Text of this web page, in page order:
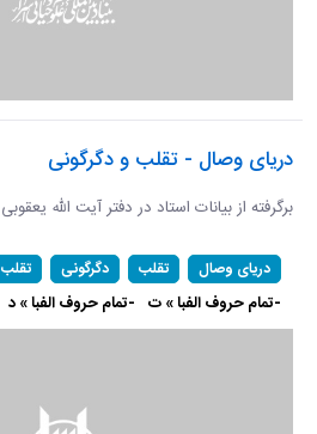
دریای وصال - تقلب و دگرگونی
برگرفته از بیانات استاد در دفتر آیت الله یعقوبی -
دریای وصال تقلب دگرگونی
-تمام حروف الفبا » ت -تمام حروف الفبا » د